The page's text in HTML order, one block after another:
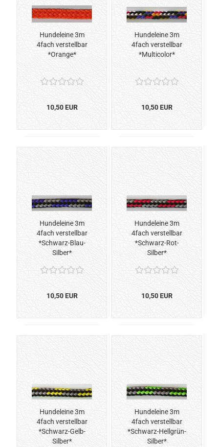
Hundeleine 3m
4fach verstellbar
*Orange*
10,50 EUR
Hundeleine 3m
4fach verstellbar
*Multicolor*
10,50 EUR
Hundeleine 3m
4fach verstellbar
*Schwarz-Blau-
Silber*
10,50 EUR
Hundeleine 3m
4fach verstellbar
*Schwarz-Rot-
Silber*
10,50 EUR
Hundeleine 3m
4fach verstellbar
*Schwarz-Gelb-
Silber*
Hundeleine 3m
4fach verstellbar
*Schwarz-Hellgrün-
Silber*